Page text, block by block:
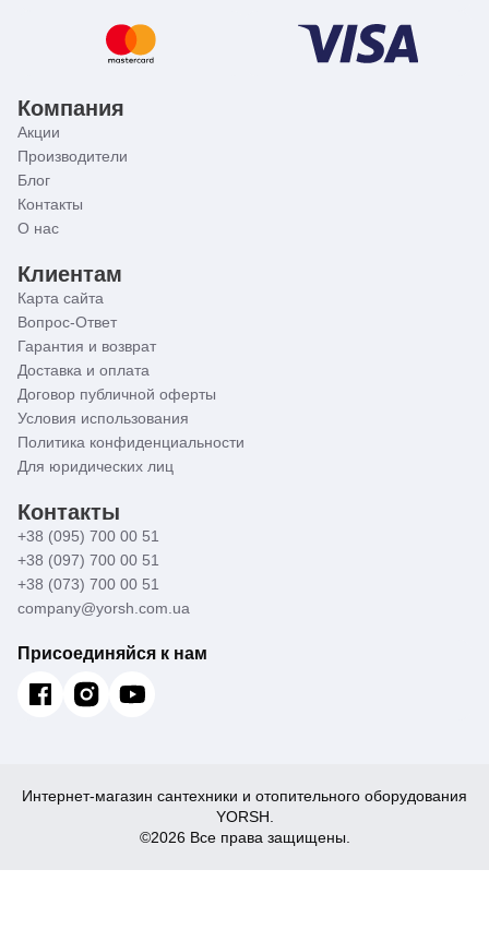
Компания
Акции
Производители
Блог
Контакты
О нас
Клиентам
Карта сайта
Вопрос-Ответ
Гарантия и возврат
Доставка и оплата
Договор публичной оферты
Условия использования
Политика конфиденциальности
Для юридических лиц
Контакты
+38 (095) 700 00 51
+38 (097) 700 00 51
+38 (073) 700 00 51
company@yorsh.com.ua
Присоединяйся к нам
Интернет-магазин сантехники и отопительного оборудования
YORSH.
©2026 Все права защищены.